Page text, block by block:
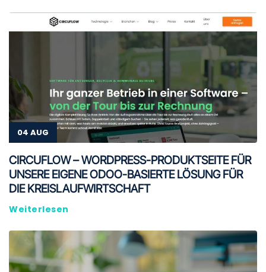
04 AUG
CIRCUFLOW – WORDPRESS-PRODUKTSEITE FÜR
UNSERE EIGENE ODOO-BASIERTE LÖSUNG FÜR
DIE KREISLAUFWIRTSCHAFT
Weiterlesen